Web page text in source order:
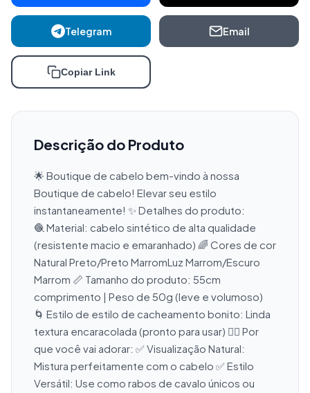
Telegram Email
Copiar Link
Descrição do Produto
🌟 Boutique de cabelo bem-vindo à nossa
Boutique de cabelo! Elevar seu estilo
instantaneamente! ✨ Detalhes do produto:
🧶 Material: cabelo sintético de alta qualidade
(resistente macio e emaranhado) 🌈 Cores de cor
Natural Preto/Preto MarromLuz Marrom/Escuro
Marrom 📏 Tamanho do produto: 55cm
comprimento | Peso de 50g (leve e volumoso)
🌀 Estilo de estilo de cacheamento bonito: Linda
textura encaracolada (pronto para usar) 💁‍♀️ Por
que você vai adorar: ✅ Visualização Natural:
Mistura perfeitamente com o cabelo ✅ Estilo
Versátil: Use como rabos de cavalo únicos ou